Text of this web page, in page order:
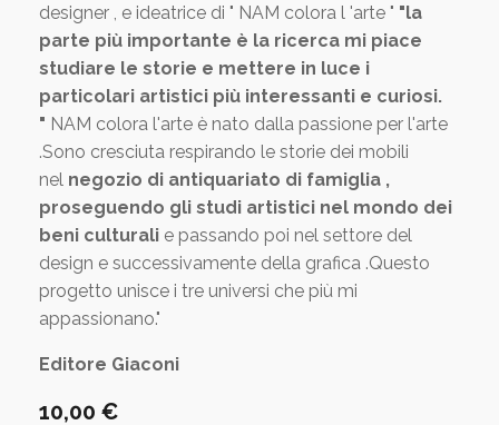
designer , e ideatrice di " NAM colora l 'arte " "la
parte più importante è la ricerca mi piace
studiare le storie e mettere in luce i
particolari artistici più interessanti e curiosi.
" NAM colora l'arte è nato dalla passione per l'arte
.Sono cresciuta respirando le storie dei mobili
nel negozio di antiquariato di famiglia ,
proseguendo gli studi artistici nel mondo dei
beni culturali e passando poi nel settore del
design e successivamente della grafica .Questo
progetto unisce i tre universi che più mi
appassionano."
Editore Giaconi
10,00 €